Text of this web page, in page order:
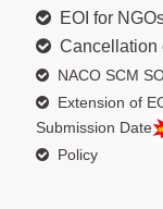
EOI for
Cancellation
NACO SCM
Extension of
Submission Date
Policy